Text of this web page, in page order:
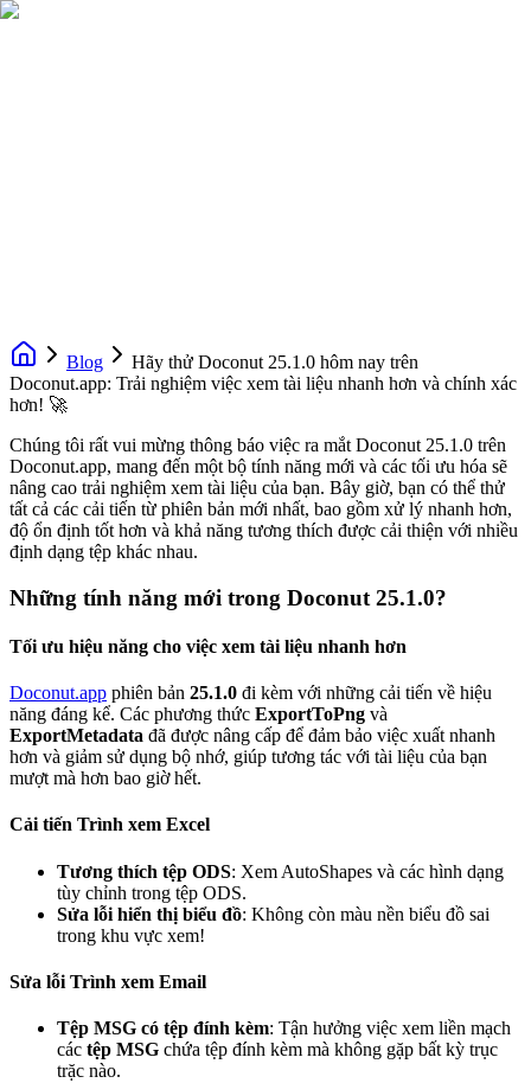
Blog
Hãy thử Doconut 25.1.0 hôm nay trên
Doconut.app: Trải nghiệm việc xem tài liệu nhanh hơn và chính xác
hơn! 🚀
Chúng tôi rất vui mừng thông báo việc ra mắt Doconut 25.1.0 trên
Doconut.app, mang đến một bộ tính năng mới và các tối ưu hóa sẽ
nâng cao trải nghiệm xem tài liệu của bạn. Bây giờ, bạn có thể thử
tất cả các cải tiến từ phiên bản mới nhất, bao gồm xử lý nhanh hơn,
độ ổn định tốt hơn và khả năng tương thích được cải thiện với nhiều
định dạng tệp khác nhau.
Những tính năng mới trong Doconut 25.1.0?
Tối ưu hiệu năng cho việc xem tài liệu nhanh hơn
Doconut.app phiên bản 25.1.0 đi kèm với những cải tiến về hiệu
năng đáng kể. Các phương thức ExportToPng và
ExportMetadata đã được nâng cấp để đảm bảo việc xuất nhanh
hơn và giảm sử dụng bộ nhớ, giúp tương tác với tài liệu của bạn
mượt mà hơn bao giờ hết.
Cải tiến Trình xem Excel
Tương thích tệp ODS: Xem AutoShapes và các hình dạng
tùy chỉnh trong tệp ODS.
Sửa lỗi hiển thị biểu đồ: Không còn màu nền biểu đồ sai
trong khu vực xem!
Sửa lỗi Trình xem Email
Tệp MSG có tệp đính kèm: Tận hưởng việc xem liền mạch
các tệp MSG chứa tệp đính kèm mà không gặp bất kỳ trục
trặc nào.